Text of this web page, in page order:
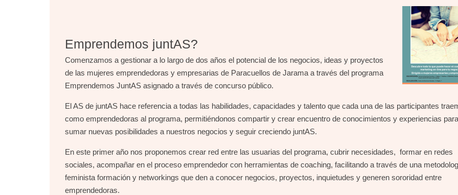
Emprendemos juntAS?
Comenzamos a gestionar a lo largo de dos años el potencial de los negocios, ideas y proyectos
de las mujeres emprendedoras y empresarias de Paracuellos de Jarama a través del programa
Emprendemos JuntAS asignado a través de concurso público.
El AS de juntAS hace referencia a todas las habilidades, capacidades y talento que cada una de las participantes
como emprendedoras al programa, permitiéndonos compartir y crear encuentro de conocimientos y experiencias para
sumar nuevas posibilidades a nuestros negocios y seguir creciendo juntAS.
En este primer año nos proponemos crear red entre las usuarias del programa, cubrir necesidades, formar en redes
sociales, acompañar en el proceso emprendedor con herramientas de coaching, facilitando a través de una
feminista formación y networkings que den a conocer negocios, proyectos, inquietudes y generen sororidad entre
emprendedoras.